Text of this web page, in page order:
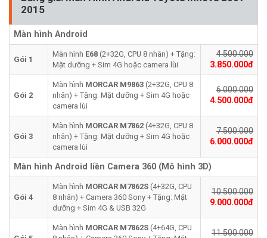
2015
Màn hình Android
Gói 1
Màn hình E68 (2+32G, CPU 8 nhân) + Tặng:
Mặt dưỡng + Sim 4G hoặc camera lùi
4.500.000
3.850.000đ
Gói 2
Màn hình MORCAR M9863 (2+32G, CPU 8
nhân) + Tặng: Mặt dưỡng + Sim 4G hoặc
camera lùi
6.000.000
4.500.000đ
Gói 3
Màn hình MORCAR M7862 (4+32G, CPU 8
nhân) + Tặng: Mặt dưỡng + Sim 4G hoặc
camera lùi
7.500.000
6.000.000đ
Màn hình Android liền Camera 360 (Mô hình 3D)
Gói 4
Màn hình MORCAR M7862S (4+32G, CPU
8 nhân) + Camera 360 Sony + Tặng: Mặt
dưỡng + Sim 4G & USB 32G
10.500.000
9.000.000đ
Màn hình MORCAR M7862S (4+64G, CPU
11.500.000